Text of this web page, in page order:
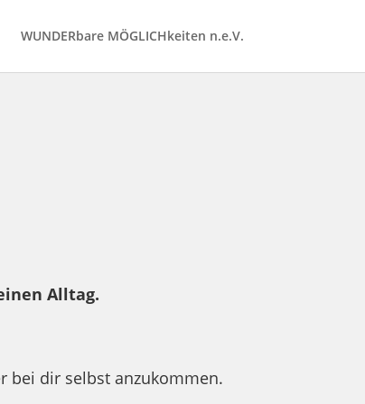
WUNDERbare MÖGLICHkeiten n.e.V.
Alltag.
bei dir selbst anzukommen.